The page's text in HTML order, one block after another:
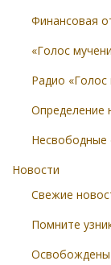
Финансовая
«Голос
Радио «Голос
Определение
Несвободные
Новости
Свежие
Помните
Освобождены